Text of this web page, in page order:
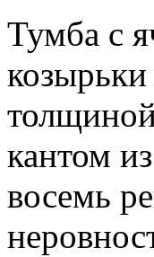
Тумба с
кантом
восемь